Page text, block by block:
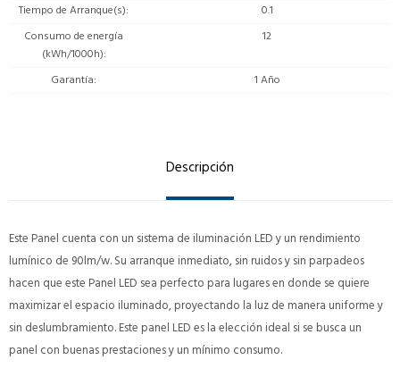
Tiempo de Arranque(s)
0.1
Consumo de energía
(kWh/1000h)
12
Garantía 1 Año
Descripción
Este Panel cuenta con un sistema de iluminación LED y un rendimiento
lumínico de 90lm/w. Su arranque inmediato, sin ruidos y sin parpadeos
hacen que este Panel LED sea perfecto para lugares en donde se quiere
maximizar el espacio iluminado, proyectando la luz de manera uniforme y
sin deslumbramiento. Este panel LED es la elección ideal si se busca un
panel con buenas prestaciones y un mínimo consumo.